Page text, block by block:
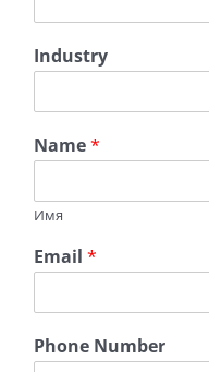
Industry
Name*
Имя
Email *
*
IPhone Number